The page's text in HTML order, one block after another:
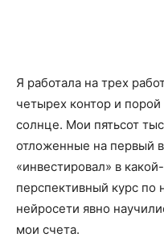
Я работала на трех
четырех контор и порой
солнце. Мои пятьсот
отложенные на первый
«инвестировал» в
перспективный курс по
нейросети явно
мои счета.